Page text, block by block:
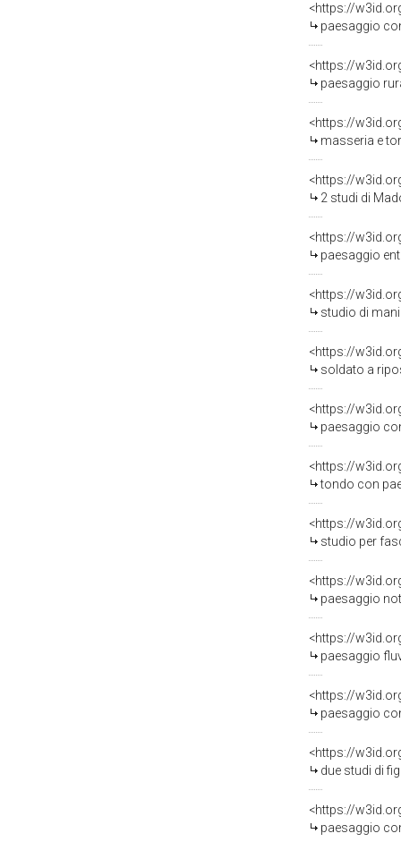
<https://
paesaggio con
<https://
paesaggio
<https://
masseria e
<https://
2 studi di
<https://
paesaggio entro
<https://
studio di mani e
<https://
soldato a riposo
<https://
paesaggio con
<https://
tondo con paesaggio
<https://
studio per fascio
<https://
paesaggio
<https://
paesaggio
<https://
paesaggio con
<https://
due studi di
<https://
paesaggio con